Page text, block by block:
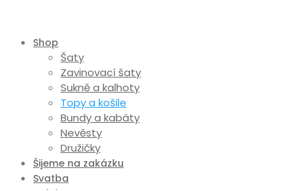
Shop
Šaty
Zavinovací šaty
Sukně a kalhoty
Topy a košile
Bundy a kabáty
Nevěsty
Družičky
Šijeme na zakázku
Svatba